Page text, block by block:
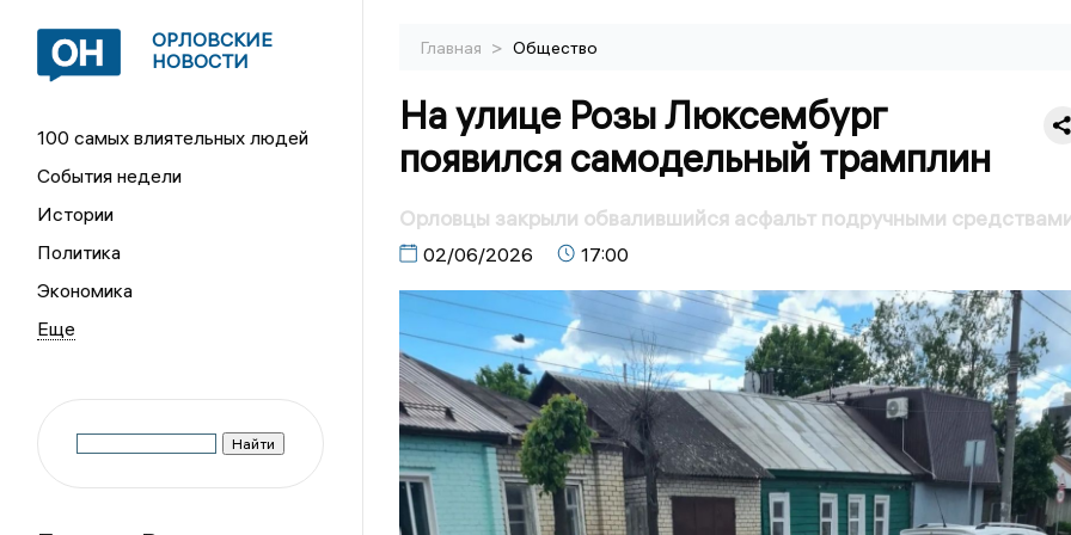
ОРЛОВСКИЕ
НОВОСТИ
100 самых влиятельных людей
События недели
Истории
Политика
Экономика
Главная > Общество
На улице Розы Люксембург
появился самодельный трамплин
Орловцы закрыли обвалившийся асфальт подручными
02/06/2026 17:00